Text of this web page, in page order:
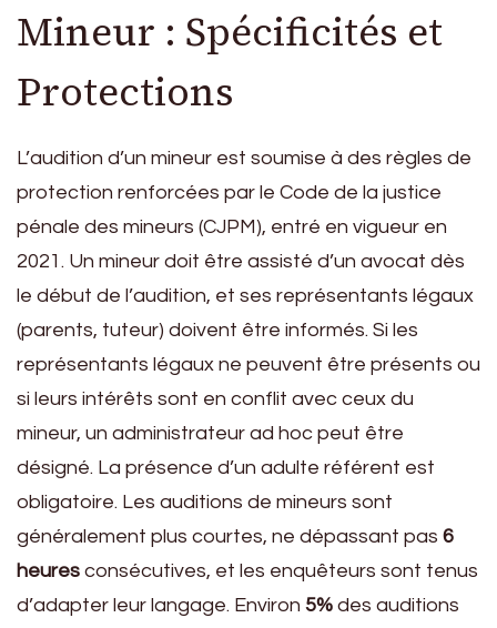
Mineur : Spécificités et
Protections
L’audition d’un mineur est soumise à des règles de
protection renforcées par le Code de la justice
pénale des mineurs (CJPM), entré en vigueur en
2021. Un mineur doit être assisté d’un avocat dès
le début de l’audition, et ses représentants légaux
(parents, tuteur) doivent être informés. Si les
représentants légaux ne peuvent être présents ou
si leurs intérêts sont en conflit avec ceux du
mineur, un administrateur ad hoc peut être
désigné. La présence d’un adulte référent est
obligatoire. Les auditions de mineurs sont
généralement plus courtes, ne dépassant pas 6
heures consécutives, et les enquêteurs sont tenus
d’adapter leur langage. Environ 5% des auditions